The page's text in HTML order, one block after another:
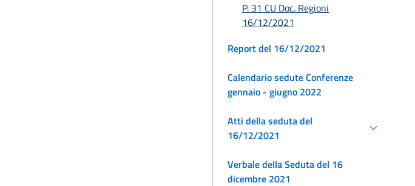
P. 31 CU Doc. Regioni
16/12/2021
Report del 16/12/2021
Calendario sedute Conferenze
gennaio - giugno 2022
Atti della seduta del
16/12/2021
Verbale della Seduta del 16
dicembre 2021